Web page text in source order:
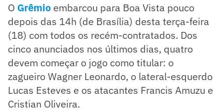
O Grêmio embarcou para Boa Vista pouco
depois das 14h (de Brasília) desta terça-feira
(18) com todos os recém-contratados. Dos
cinco anunciados nos últimos dias, quatro
devem começar o jogo como titular: o
zagueiro Wagner Leonardo, o lateral-esquerdo
Lucas Esteves e os atacantes Francis Amuzu e
Cristian Oliveira.